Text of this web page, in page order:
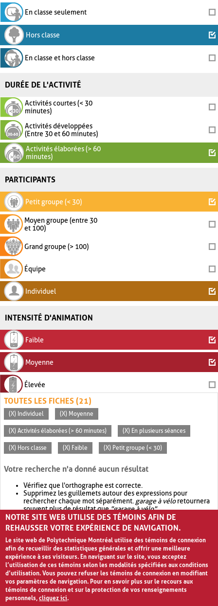
En classe seulement
Hors classe
En classe et hors classe
DURÉE DE L'ACTIVITÉ
Activités courtes (< 30
minutes)
Activités développées
(Entre 30 et 60 minutes)
Activités élaborées (> 60
minutes)
PARTICIPANTS
Petit groupe (< 30)
Moyen groupe (entre 30
et 100)
Grand groupe (> 100)
Équipe
Individuel
INTENSITÉ D'ANIMATION
Faible
Moyenne
Élevée
TOUTES LES FICHES (21)
(X) Individuel (X) Moyenne
(X) Activités élaborées (> 60 minutes) (X) En plusieurs séances
(X) Hors classe (X) Faible (X) Petit groupe (< 30)
Votre recherche n'a donné aucun résultat
Vérifiez que l'orthographe est correcte.
Supprimez les guillemets autour des expressions pour
rechercher chaque mot séparément. garage à véloretournera
souvent plus de résultat que"garage à vélo".
Envisagez d'élargir votre recherche avec OR.garage OR vélo
retournera souvent plus de résultat quegarage à vélo
NOTRE SITE WEB UTILISE DES TÉMOINS AFIN DE
REHAUSSER VOTRE EXPÉRIENCE DE NAVIGATION.
Le site web de Polytechnique Montréal utilise des témoins de connexion
afin de recueillir des statistiques générales et offrir une meilleure
expérience à ses visiteurs. En naviguant sur le site, vous acceptez
l’utilisation de ces témoins selon les modalités spécifiées aux conditions
d’utilisation. Vous pouvez refuser les témoins de connexion en modifiant
vos paramètres de navigation. Pour en savoir plus sur le recours aux
témoins de connexion et sur la protection de vos renseignements
personnels,cliquez ici.